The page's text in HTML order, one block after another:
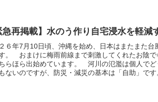
急再掲載】水のう作り自宅浸水を軽減
６年7月10日頃、沖縄を始め、日本はまたまた台
。 おまけに梅雨前線まで刺激してくれたお陰で
らほら出始めています。 河川の氾濫は個人でど
ないのですが、防災・減災の基本は「自助」です